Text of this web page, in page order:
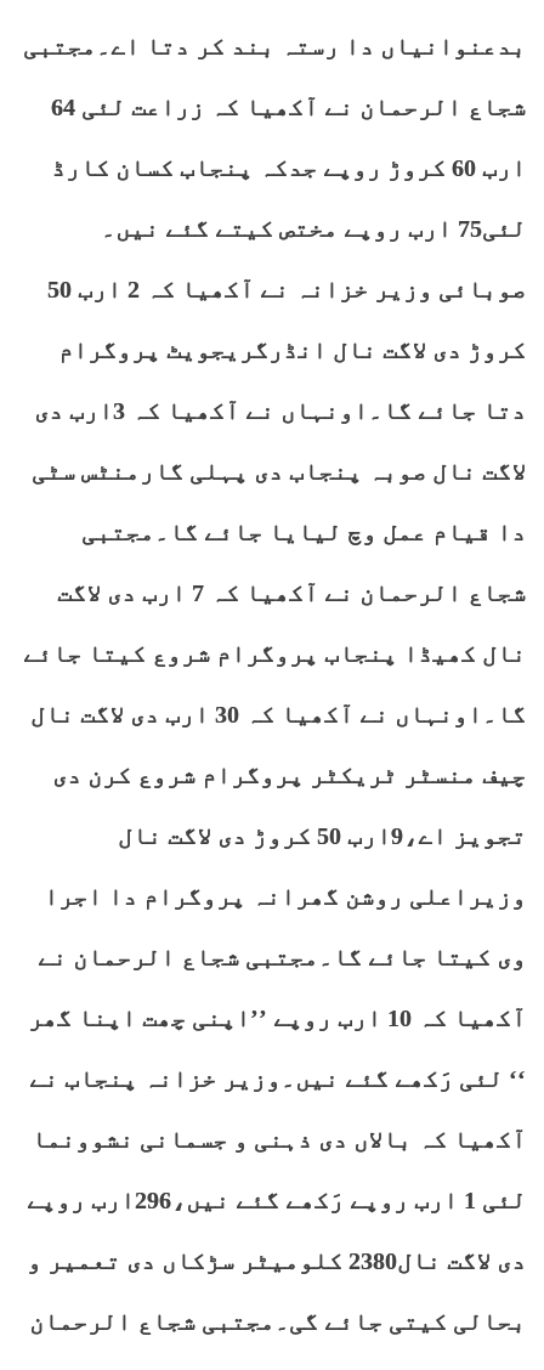
بدعنوانیاں دا رستہ بند کر دتا اے۔مجتبی
شجاع الرحمان نے آکھیا کہ زراعت لئی 64
ارب 60 کروڑ روپے جدکہ پنجاب کسان کارڈ
لئی75 ارب روپے مختص کیتے گئے نیں۔
صوبائی وزیر خزانہ نے آکھیا کہ 2 ارب 50
کروڑ دی لاگت نال انڈرگریجویٹ پروگرام
دتا جائے گا۔اونہاں نے آکھیا کہ 3ارب دی
لاگت نال صوبہ پنجاب دی پہلی گارمنٹس سٹی
دا قیام عمل وچ لیایا جائے گا۔مجتبی
شجاع الرحمان نے آکھیا کہ 7 ارب دی لاگت
نال کھیڈا پنجاب پروگرام شروع کیتا جائے
گا۔اونہاں نے آکھیا کہ 30 ارب دی لاگت نال
چیف منسٹر ٹریکٹر پروگرام شروع کرن دی
تجویز اے،9ارب 50 کروڑ دی لاگت نال
وزیراعلی روشن گھرانہ پروگرام دا اجرا
وی کیتا جائے گا۔مجتبی شجاع الرحمان نے
آکھیا کہ 10 ارب روپے ’’اپنی چھت اپنا گھر
‘‘ لئی رَکھے گئے نیں۔وزیر خزانہ پنجاب نے
آکھیا کہ بالاں دی ذہنی و جسمانی نشوونما
لئی 1 ارب روپے رَکھے گئے نیں،296ارب روپے
دی لاگت نال2380 کلومیٹر سڑکاں دی تعمیر و
بحالی کیتی جائے گی۔مجتبی شجاع الرحمان